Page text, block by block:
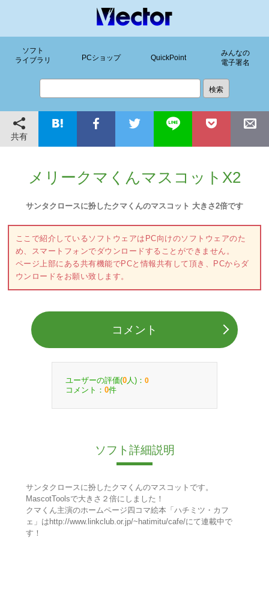
ソフト
ライブラリ
PCショップ QuickPoint
みんなの
電子署名
共有
メリークマくんマスコットX2
サンタクロースに扮したクマくんのマスコット 大きさ2倍です
ここで紹介しているソフトウェアはPC向けのソフトウェアのた
め、スマートフォンでダウンロードすることができません。
ページ上部にある共有機能でPCと情報共有して頂き、PCからダ
ウンロードをお願い致します。
コメント
ユーザーの評価(0 人)： 0
コメント： 0件
ソフト詳細説明
サンタクロースに扮したクマくんのマスコットです。
MascotToolsで大きさ２倍にしました！
クマくん主演のホームページ四コマ絵本「ハチミツ・カフ
ェ」はhttp://www.linkclub.or.jp/~hatimitu/cafe/にて連載中で
す！